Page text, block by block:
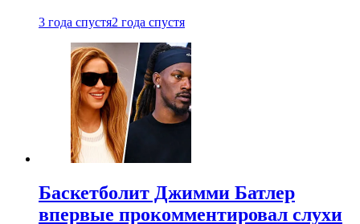
3 года спустя2 года спустя
Баскетболит Джимми Батлер
впервые прокомментировал слухи